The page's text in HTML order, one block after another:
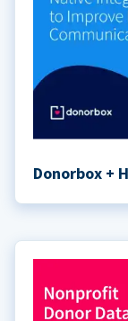
Donorbox +